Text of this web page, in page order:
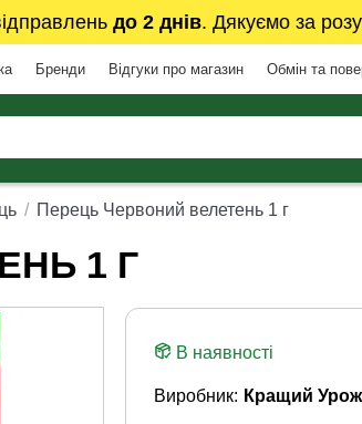
до 2 днів. Дякуємо за
Бренди Відгуки про магазин Обмін та
Перець Червоний велетень 1 г
1 Г
В наявності
Виробник: Кращий